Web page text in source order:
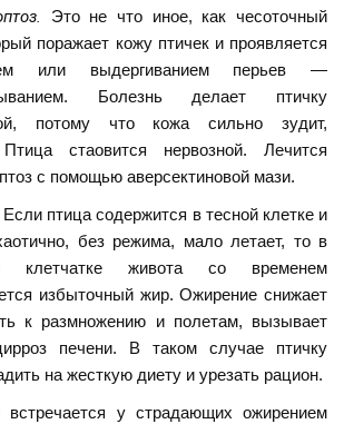
Это не что иное, как чесоточный
поражает кожу птичек и проявляется
или выдергиванием перьев —
Болезнь делает птичку
потому что кожа сильно зудит,
стаовится нервозной. Лечится
с помощью аверсектиновой мази.
Если птица содержится в тесной клетке и
без режима, мало летает, то в
клетчатке живота со временем
избыточный жир. Ожирение снижает
к размножению и полетам, вызывает
печени. В таком случае птичку
на жесткую диету и урезать рацион.
у страдающих ожирением